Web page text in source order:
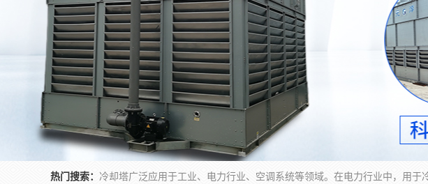
热门搜索：